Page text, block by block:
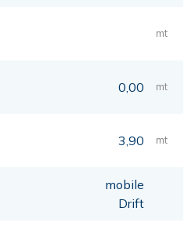
mt
0,00 mt
3,90 mt
mobile
Drift